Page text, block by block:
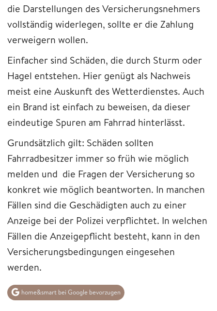
die Darstellungen des Versicherungsnehmers
vollständig widerlegen, sollte er die Zahlung
verweigern wollen.
Einfacher sind Schäden, die durch Sturm oder
Hagel entstehen. Hier genügt als Nachweis
meist eine Auskunft des Wetterdienstes. Auch
ein Brand ist einfach zu beweisen, da dieser
eindeutige Spuren am Fahrrad hinterlässt.
Grundsätzlich gilt: Schäden sollten
Fahrradbesitzer immer so früh wie möglich
melden und die Fragen der Versicherung so
konkret wie möglich beantworten. In manchen
Fällen sind die Geschädigten auch zu einer
Anzeige bei der Polizei verpflichtet. In welchen
Fällen die Anzeigepflicht besteht, kann in den
Versicherungsbedingungen eingesehen
werden.
home&smart bei Google bevorzugen